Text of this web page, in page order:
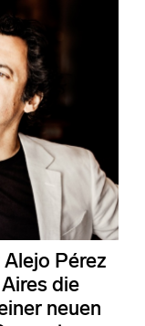
Pérez
die
neuen